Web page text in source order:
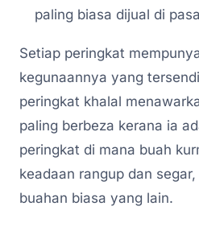
paling biasa dijual di
Setiap peringkat
kegunaannya yang
peringkat khalal
paling berbeza kerana ia
peringkat di mana buah
keadaan rangup dan
buahan biasa yang lain.